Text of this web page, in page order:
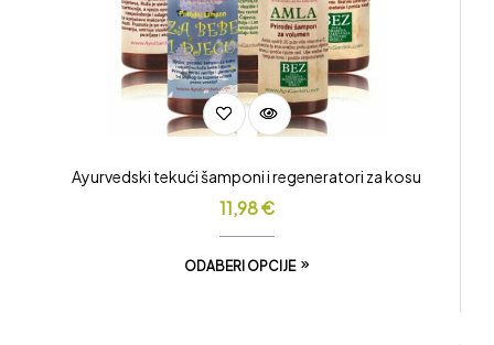
Ayurvedski tekući šamponi i regeneratori za kosu
11,98€
ODABERI OPCIJE